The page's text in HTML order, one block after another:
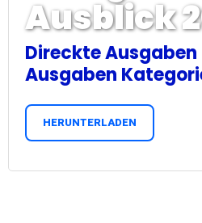
Ausblick
Direckte
Ausgaben
HERUNTERLADEN